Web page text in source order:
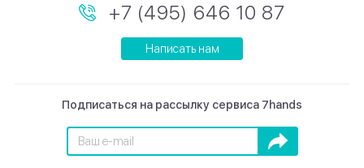
Подписаться на рассылку сервиса 7hands
Подписаться
+7 (495) 646 10 87
Написать нам